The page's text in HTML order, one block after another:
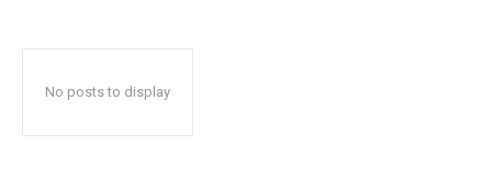
No posts to display